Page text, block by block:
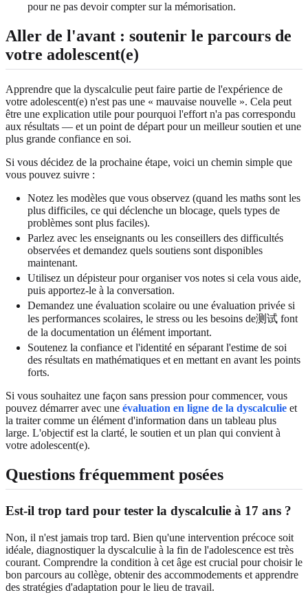
pour ne pas devoir compter sur la mémorisation.
Aller de l'avant : soutenir le parcours de
votre adolescent(e)
Apprendre que la dyscalculie peut faire partie de l'expérience de
votre adolescent(e) n'est pas une « mauvaise nouvelle ». Cela peut
être une explication utile pour pourquoi l'effort n'a pas correspondu
aux résultats — et un point de départ pour un meilleur soutien et une
plus grande confiance en soi.
Si vous décidez de la prochaine étape, voici un chemin simple que
vous pouvez suivre :
Notez les modèles que vous observez (quand les maths sont les
plus difficiles, ce qui déclenche un blocage, quels types de
problèmes sont plus faciles).
Parlez avec les enseignants ou les conseillers des difficultés
observées et demandez quels soutiens sont disponibles
maintenant.
Utilisez un dépisteur pour organiser vos notes si cela vous aide,
puis apportez-le à la conversation.
Demandez une évaluation scolaire ou une évaluation privée si
les performances scolaires, le stress ou les besoins de测试 font
de la documentation un élément important.
Soutenez la confiance et l'identité en séparant l'estime de soi
des résultats en mathématiques et en mettant en avant les points
forts.
Si vous souhaitez une façon sans pression pour commencer, vous
pouvez démarrer avec une évaluation en ligne de la dyscalculie et
la traiter comme un élément d'information dans un tableau plus
large. L'objectif est la clarté, le soutien et un plan qui convient à
votre adolescent(e).
Questions fréquemment posées
Est-il trop tard pour tester la dyscalculie à 17 ans ?
Non, il n'est jamais trop tard. Bien qu'une intervention précoce soit
idéale, diagnostiquer la dyscalculie à la fin de l'adolescence est très
courant. Comprendre la condition à cet âge est crucial pour choisir le
bon parcours au collège, obtenir des accommodements et apprendre
des stratégies d'adaptation pour le lieu de travail.